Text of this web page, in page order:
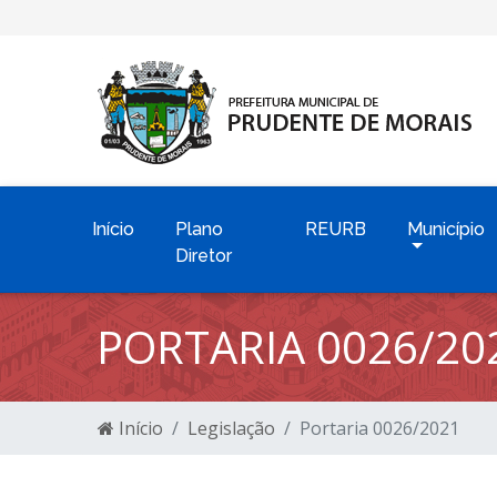
Início
Plano
Diretor
REURB Município
PORTARIA 0026/
Início Legislação Portaria 0026/2021